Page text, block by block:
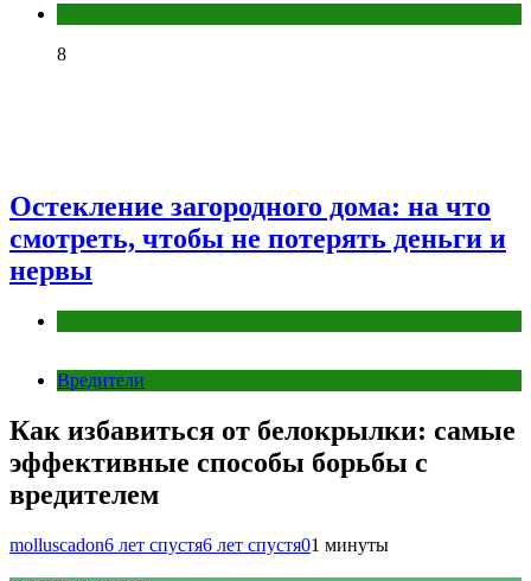
8
Остекление загородного дома: на что
смотреть, чтобы не потерять деньги и
нервы
Вредители
Как избавиться от белокрылки: самые
эффективные способы борьбы с
вредителем
molluscadon6 лет спустя6 лет спустя01 минуты